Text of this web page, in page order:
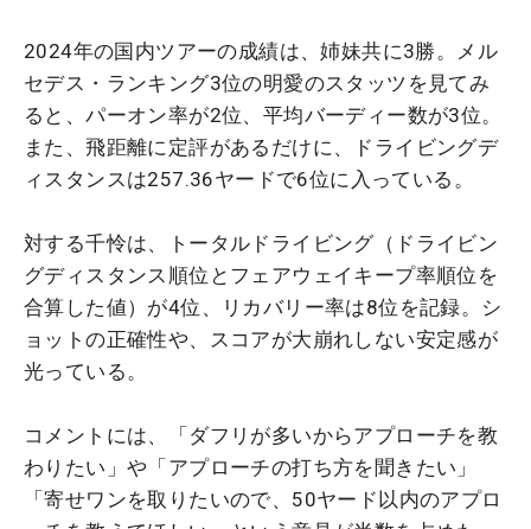
2024年の国内ツアーの成績は、姉妹共に3勝。メル
セデス・ランキング3位の明愛のスタッツを見てみ
ると、パーオン率が2位、平均バーディー数が3位。
また、飛距離に定評があるだけに、ドライビングデ
ィスタンスは257.36ヤードで6位に入っている。
対する千怜は、トータルドライビング（ドライビン
グディスタンス順位とフェアウェイキープ率順位を
合算した値）が4位、リカバリー率は8位を記録。シ
ョットの正確性や、スコアが大崩れしない安定感が
光っている。
コメントには、「ダフリが多いからアプローチを教
わりたい」や「アプローチの打ち方を聞きたい」
「寄せワンを取りたいので、50ヤード以内のアプロ